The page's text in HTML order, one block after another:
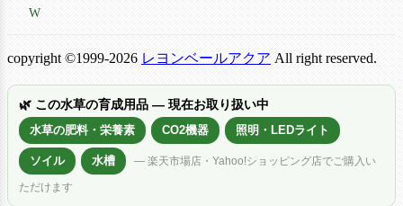
W
copyright ©1999-2026 レヨンベールアクア All right reserved.
🌿 この水草の育成用品 — 現在お取り扱い中
水草の肥料・栄養素 CO2機器 照明・LEDライト
ソイル 水槽 — 楽天市場店・Yahoo!ショッピング店でご購入い
ただけます